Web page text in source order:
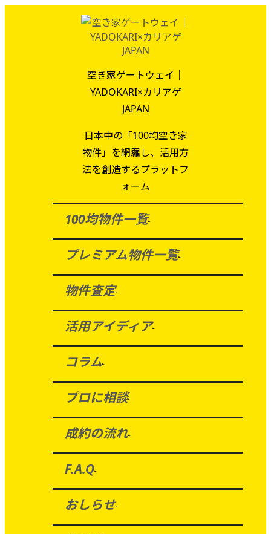
空き家ゲートウェイ｜
YADOKARI×カリアゲ
JAPAN
日本中の「100均空き家
物件」を網羅し、活用方
法を創造するプラットフ
ォーム
100均物件一覧
プレミアム物件一覧
物件査定
活用アイディア
コラム
プロに相談
成約の流れ
F.A.Q
おしらせ